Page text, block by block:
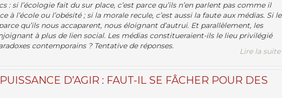
: si l’écologie fait du sur place, c’est parce qu’ils n’en parlent pas comme il
à l’école ou l’obésité ; si la morale recule, c’est aussi la faute aux médias. Si le
qu’ils nous accaparent, nous éloignant d’autrui. Et parallèlement, les
à plus de lien social. Les médias constitueraient-ils le lieu privilégié
contemporains ? Tentative de réponses.
Lire la suite
D’AGIR : FAUT-IL SE FÂCHER POUR DES